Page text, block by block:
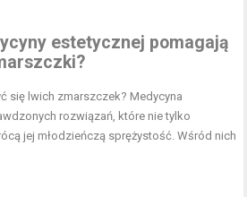
estetycznej pomagają
się lwich zmarszczek? Medycyna
rozwiązań, które nie tylko
jej młodzieńczą sprężystość. Wśród nich